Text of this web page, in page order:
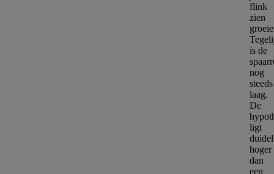
flink
zien
is de
nog
steeds
laag.
De
ligt
hoger
dan
een